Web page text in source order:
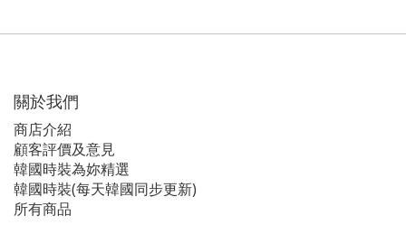
關於我們
商店介紹
顧客評價及意見
韓國時裝為妳精選
韓國時裝(每天韓國同步更新)
所有商品